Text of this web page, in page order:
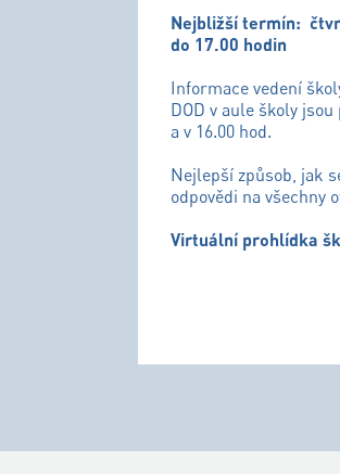
Nejbližší termín:
do 17.00 hodin
Informace vedení
DOD v aule školy jsou
a v 16.00 hod.
Nejlepší způsob, jak
odpovědi na všechny
Virtuální prohlídka